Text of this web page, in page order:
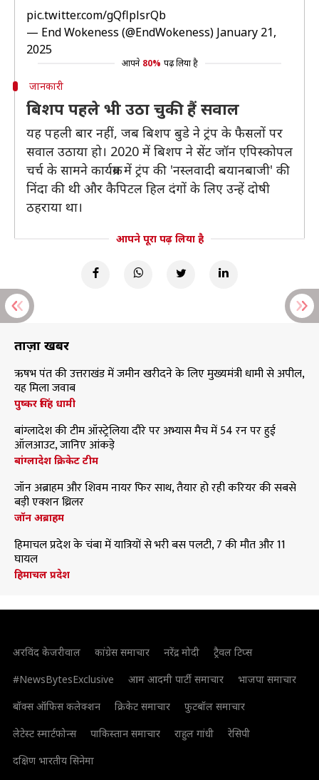
pic.twitter.com/gQflplsrQb
— End Wokeness (@EndWokeness) January 21,
2025
आपने 80% पढ़ लिया है
जानकारी
बिशप पहले भी उठा चुकी हैं सवाल
यह पहली बार नहीं, जब बिशप बुडे ने ट्रंप के फैसलों पर
सवाल उठाया हो। 2020 में बिशप ने सेंट जॉन एपिस्कोपल
चर्च के सामने कार्यक्रम में ट्रंप की 'नस्लवादी बयानबाजी' की
निंदा की थी और कैपिटल हिल दंगों के लिए उन्हें दोषी
ठहराया था।
आपने पूरा पढ़ लिया है
ताज़ा खबरें
ऋषभ पंत की उत्तराखंड में जमीन खरीदने के लिए मुख्यमंत्री धामी से अपील,
यह मिला जवाब
पुष्कर सिंह धामी
बांग्लादेश की टीम ऑस्ट्रेलिया दौरे पर अभ्यास मैच में 54 रन पर हुई
ऑलआउट, जानिए आंकड़े
बांग्लादेश क्रिकेट टीम
जॉन अब्राहम और शिवम नायर फिर साथ, तैयार हो रही करियर की सबसे
बड़ी एक्शन थ्रिलर
जॉन अब्राहम
हिमाचल प्रदेश के चंबा में यात्रियों से भरी बस पलटी, 7 की मौत और 11
घायल
हिमाचल प्रदेश
अरविंद केजरीवाल कांग्रेस समाचार नरेंद्र मोदी
ट्रैवल टिप्स
#NewsBytesExclusive
आम आदमी पार्टी समाचार
भाजपा समाचार
बॉक्स ऑफिस कलेक्शन
क्रिकेट समाचार
फुटबॉल समाचार
लेटेस्ट स्मार्टफोन्स
पाकिस्तान समाचार राहुल गांधी
रेसिपी
दक्षिण भारतीय सिनेमा